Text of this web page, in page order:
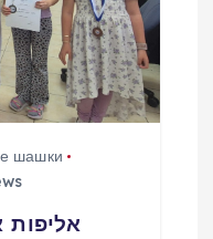
шашки
אליפות